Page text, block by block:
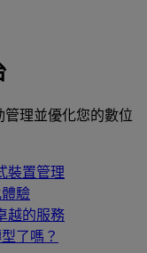
理並優化您的數位
裝置管理
驗
越的服務
了嗎？